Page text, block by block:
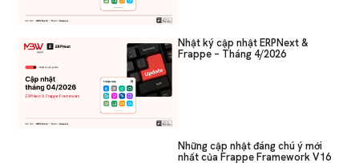
Nhật ký cập nhật ERPNext &
Frappe – Tháng 4/2026
Những cập nhật đáng chú ý mới
nhất của Frappe Framework V16